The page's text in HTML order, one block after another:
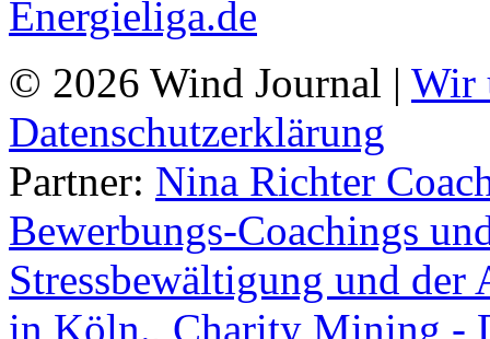
© 2026 Wind Journal | Wir
Datenschutzerklärung
Partner: Nina Richter
Bewerbungs-Coachings
Stressbewältigung und
in Köln., Charity Mining -